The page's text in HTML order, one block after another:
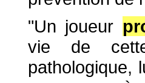
"Un joueur
vie de
pathologique,